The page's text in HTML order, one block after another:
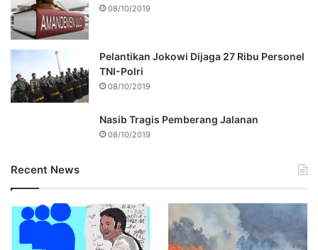
08/10/2019
Pelantikan Jokowi Dijaga 27 Ribu Personel
TNI-Polri
08/10/2019
Nasib Tragis Pemberang Jalanan
08/10/2019
Recent News